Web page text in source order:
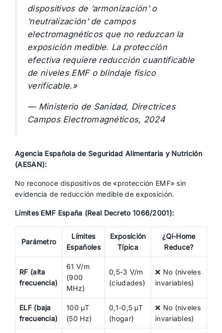
dispositivos de ‘armonización’ o
‘neutralización’ de campos
electromagnéticos que no reduzcan la
exposición medible. La protección
efectiva requiere reducción cuantificable
de niveles EMF o blindaje físico
verificable.»
— Ministerio de Sanidad, Directrices
Campos Electromagnéticos, 2024
Agencia Española de Seguridad Alimentaria y Nutrición
(AESAN):
No reconoce dispositivos de «protección EMF» sin
evidencia de reducción medible de exposición.
Límites EMF España (Real Decreto 1066/2001):
Parámetro
Límites
Españoles
Exposición
Típica
¿Qi-Home
Reduce?
RF (alta
frecuencia)
61 V/m
(900
MHz)
0,5-3 V/m
(ciudades)
❌ No (niveles
invariables)
ELF (baja
frecuencia)
100 µT
(50 Hz)
0,1-0,5 µT
(hogar)
❌ No (niveles
invariables)